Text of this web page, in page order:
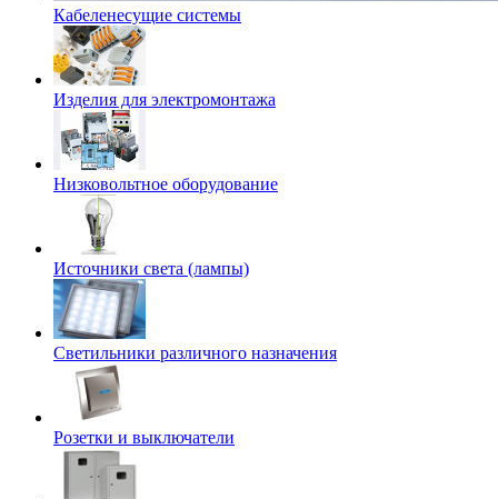
Кабеленесущие системы
Изделия для электромонтажа
Низковольтное оборудование
Источники света (лампы)
Светильники различного назначения
Розетки и выключатели